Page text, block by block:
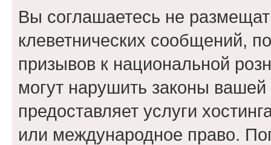
Вы соглашаетесь не
клеветнических сообщений,
призывов к национальной
могут нарушить законы
предоставляет услуги
или международное право.